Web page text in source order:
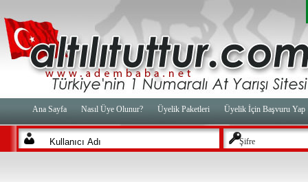
Ana Sayfa Nasıl Üye Olunur? Üyelik Paketleri Üyelik İçin Başvuru Yap
Şifre